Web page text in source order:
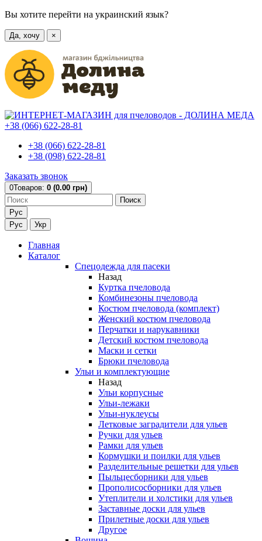
Вы хотите перейти на украинский язык?
Да, хочу ×
+38 (066) 622-28-81
+38 (066) 622-28-81
+38 (098) 622-28-81
Заказать звонок
0Товаров: 0 (0.00 грн)
Поиск
Рус
Рус
Укр
Главная
Каталог
Спецодежда для пасеки
Назад
Куртка пчеловода
Комбинезоны пчеловода
Костюм пчеловода (комплект)
Женский костюм пчеловода
Перчатки и нарукавники
Детский костюм пчеловода
Маски и сетки
Брюки пчеловода
Ульи и комплектующие
Назад
Ульи корпусные
Ульи-лежаки
Ульи-нуклеусы
Летковые заградители для ульев
Ручки для ульев
Рамки для ульев
Кормушки и поилки для ульев
Разделительные решетки для ульев
Пыльцесборники для ульев
Прополисосборники для ульев
Утеплители и холстики для ульев
Заставные доски для ульев
Прилетные доски для ульев
Другое